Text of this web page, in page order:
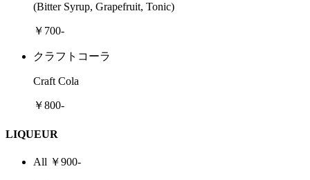
(Bitter Syrup, Grapefruit, Tonic)
￥700-
クラフトコーラ
Craft Cola
￥800-
LIQUEUR
All ￥900-